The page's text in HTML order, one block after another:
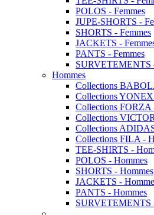
POLOS - Femmes
JUPE-SHORTS -
SHORTS - Femmes
JACKETS -
PANTS - Femmes
SURVETEMENTS
Hommes
Collections
Collections
Collections FORZA
Collections
Collections
Collections FILA -
TEE-SHIRTS -
POLOS - Hommes
SHORTS - Hommes
JACKETS -
PANTS - Hommes
SURVETEMENTS